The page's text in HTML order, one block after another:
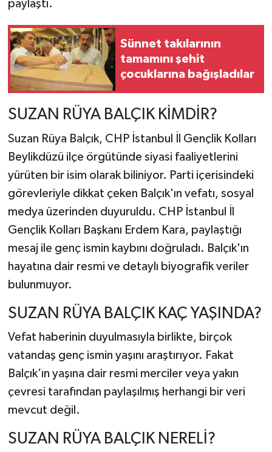
paylaştı.
Sünnet takılarının
tamamını şehit
çocuklarına bağışladılar
SUZAN RÜYA BALÇIK KİMDİR?
Suzan Rüya Balçık, CHP İstanbul İl Gençlik Kolları
Beylikdüzü ilçe örgütünde siyasi faaliyetlerini
yürüten bir isim olarak biliniyor. Parti içerisindeki
görevleriyle dikkat çeken Balçık'ın vefatı, sosyal
medya üzerinden duyuruldu. CHP İstanbul İl
Gençlik Kolları Başkanı Erdem Kara, paylaştığı
mesaj ile genç ismin kaybını doğruladı. Balçık'ın
hayatına dair resmi ve detaylı biyografik veriler
bulunmuyor.
SUZAN RÜYA BALÇIK KAÇ YAŞINDA?
Vefat haberinin duyulmasıyla birlikte, birçok
vatandaş genç ismin yaşını araştırıyor. Fakat
Balçık’ın yaşına dair resmi merciler veya yakın
çevresi tarafından paylaşılmış herhangi bir veri
mevcut değil.
SUZAN RÜYA BALÇIK NERELİ?
KÜLTÜR SANAT